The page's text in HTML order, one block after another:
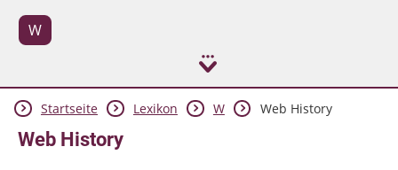
W
Aktuelles
Startseite Lexikon W Web History
Web History